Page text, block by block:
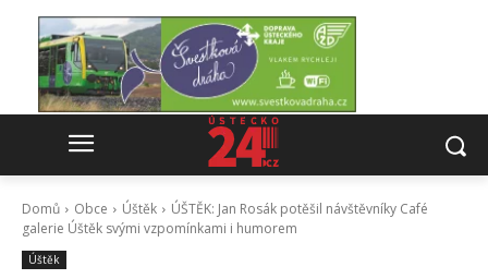
Domů Obce Úštěk
ÚŠTĚK: Jan Rosák potěšil návštěvníky Café
galerie Úštěk svými vzpomínkami i humorem
Úštěk